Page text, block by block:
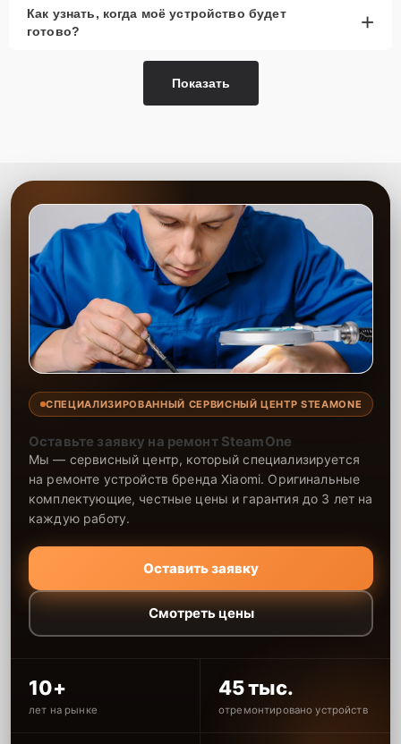
Как узнать, когда моё устройство будет
готово?
+
Показать
СПЕЦИАЛИЗИРОВАННЫЙ СЕРВИСНЫЙ ЦЕНТР STEAMONE
Оставьте заявку на ремонт SteamOne
Мы — сервисный центр, который специализируется
на ремонте устройств бренда Xiaomi. Оригинальные
комплектующие, честные цены и гарантия до 3 лет на
каждую работу.
Оставить заявку
Смотреть цены
10+
лет на рынке
45 тыс.
отремонтировано устройств